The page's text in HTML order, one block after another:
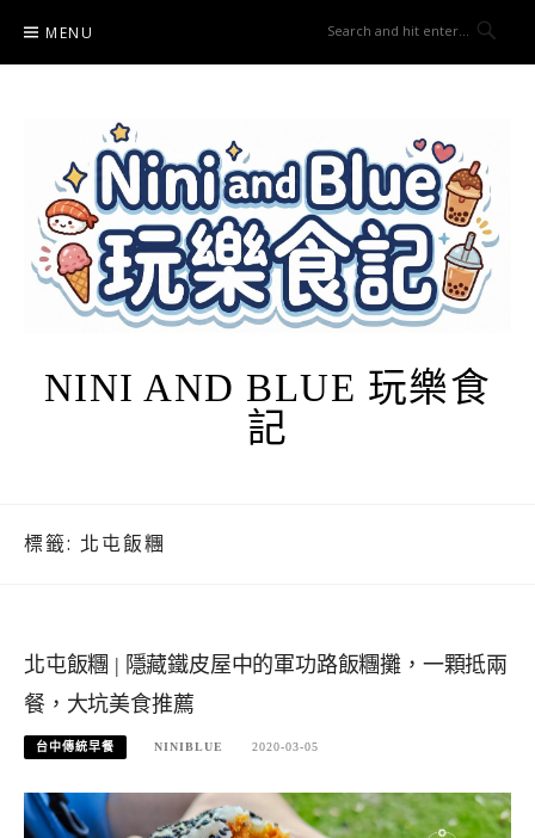
content
MENU
NINI AND BLUE 玩樂食
記
標籤: 北屯飯糰
北屯飯糰 | 隱藏鐵皮屋中的軍功路飯糰攤，一顆抵兩
餐，大坑美食推薦
台中傳統早餐 NINIBLUE 2020-03-05